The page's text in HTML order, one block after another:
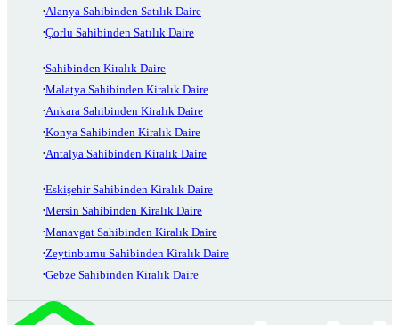
Alanya Sahibinden Satılık Daire
Çorlu Sahibinden Satılık Daire
Sahibinden Kiralık Daire
Malatya Sahibinden Kiralık Daire
Ankara Sahibinden Kiralık Daire
Konya Sahibinden Kiralık Daire
Antalya Sahibinden Kiralık Daire
Eskişehir Sahibinden Kiralık Daire
Mersin Sahibinden Kiralık Daire
Manavgat Sahibinden Kiralık Daire
Zeytinburnu Sahibinden Kiralık Daire
Gebze Sahibinden Kiralık Daire